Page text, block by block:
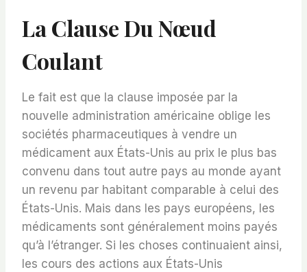
La Clause Du Nœud
Coulant
Le fait est que la clause imposée par la
nouvelle administration américaine oblige les
sociétés pharmaceutiques à vendre un
médicament aux États-Unis au prix le plus bas
convenu dans tout autre pays au monde ayant
un revenu par habitant comparable à celui des
États-Unis. Mais dans les pays européens, les
médicaments sont généralement moins payés
qu’à l’étranger. Si les choses continuaient ainsi,
les cours des actions aux États-Unis